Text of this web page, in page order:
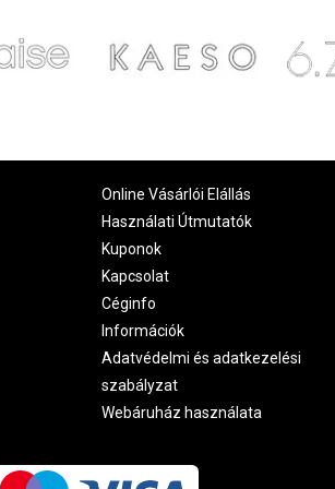
Online Vásárlói Elállás
Használati Útmutatók
Kuponok
Kapcsolat
Céginfo
Információk
Adatvédelmi és adatkezelési
szabályzat
Webáruház használata